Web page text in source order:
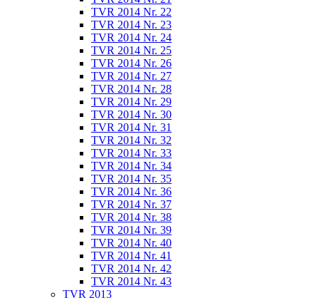
TVR 2014 Nr. 22
TVR 2014 Nr. 23
TVR 2014 Nr. 24
TVR 2014 Nr. 25
TVR 2014 Nr. 26
TVR 2014 Nr. 27
TVR 2014 Nr. 28
TVR 2014 Nr. 29
TVR 2014 Nr. 30
TVR 2014 Nr. 31
TVR 2014 Nr. 32
TVR 2014 Nr. 33
TVR 2014 Nr. 34
TVR 2014 Nr. 35
TVR 2014 Nr. 36
TVR 2014 Nr. 37
TVR 2014 Nr. 38
TVR 2014 Nr. 39
TVR 2014 Nr. 40
TVR 2014 Nr. 41
TVR 2014 Nr. 42
TVR 2014 Nr. 43
TVR 2013